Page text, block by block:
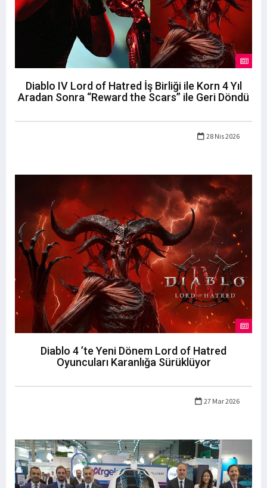
Diablo IV Lord of Hatred İş Birliği ile Korn 4 Yıl
Aradan Sonra “Reward the Scars” ile Geri Döndü
28 Nis 2026
Diablo 4 ’te Yeni Dönem Lord of Hatred
Oyuncuları Karanlığa Sürüklüyor
27 Mar 2026